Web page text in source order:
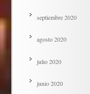
septiembre 2020
agosto 2020
julio 2020
junio 2020